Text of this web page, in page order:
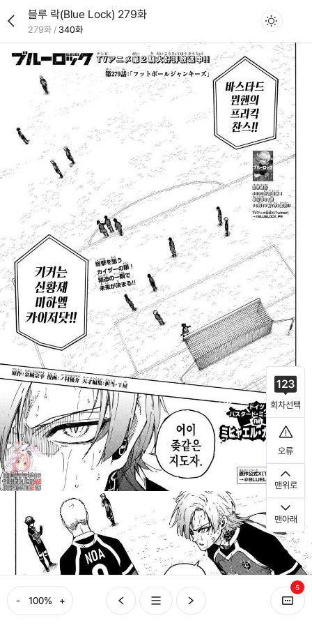
블루 락(Blue Lock) 279화
279화 / 340화
- +
5
회차선택
오류
맨위로
맨아래